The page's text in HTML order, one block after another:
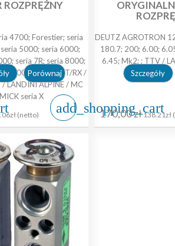
ROZPRĘŻNY
4700; Forestier; seria
5000; seria 6000;
seria 7R; seria 8000;
9000; seria 9R/RT/RX /
/ LANDINI ALPINE / MC
seria X
Porównaj
(netto) add_shopping_cart
DEUTZ AGROTRON
180.7; 200; 6.00;
6.45; Mk2; ; TTV /
Szczegóły
170,00 zł138.21zł